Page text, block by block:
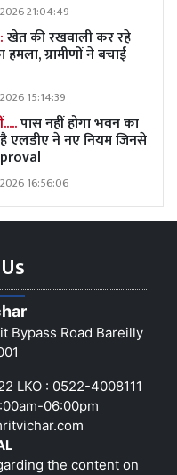
21:04:49
खेत की रखवाली कर रहे
ग्रामीणों ने बचाई
15:14:39
पास नहीं होगा भवन का
एलडीए ने नए नियम जिनसे
16:56:06
Bypass Road Bareilly
LKO : 0522-4008111
06:00pm
the content on